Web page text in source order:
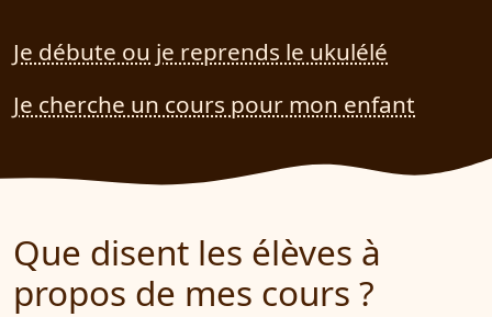
Je débute ou je reprends le ukulélé
Je cherche un cours pour mon enfant
Que disent les élèves à
propos de mes cours ?